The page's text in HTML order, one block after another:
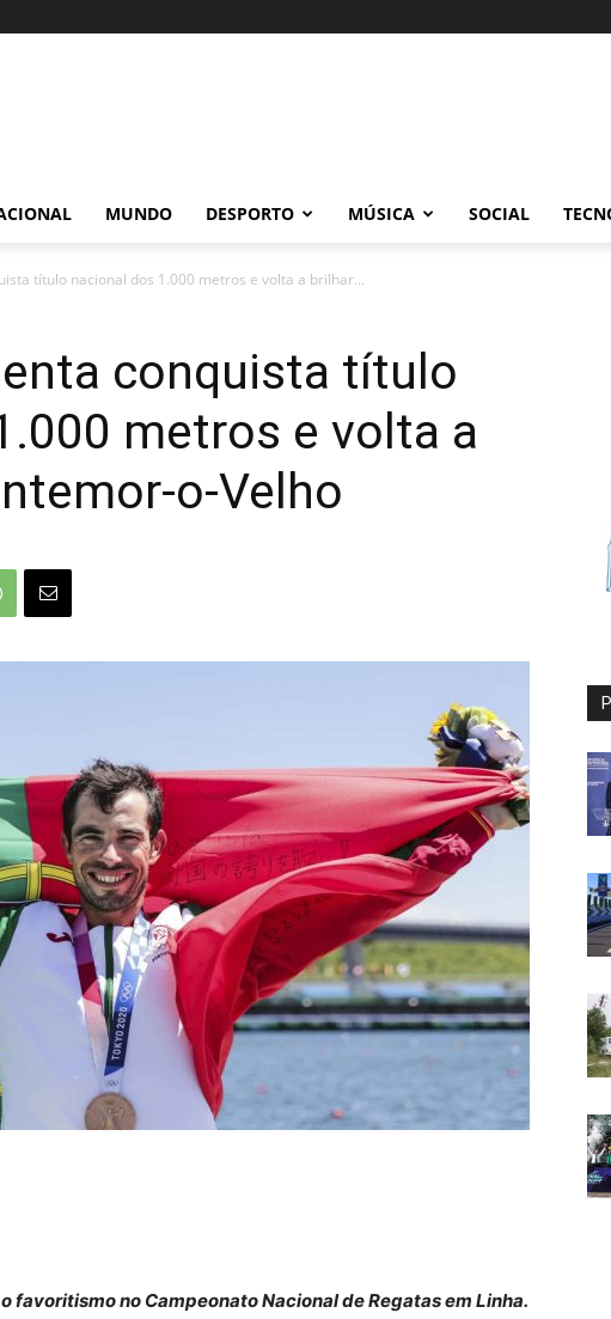
MUNDO DESPORTO MÚSICA SOCIAL
título nacional dos 1.000 metros e volta a brilhar...
conquista título
metros e volta a
o-Velho
favoritismo no Campeonato Nacional de Regatas em Linha.